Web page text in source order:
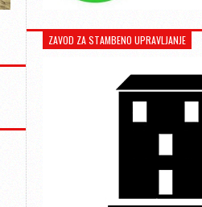
ZAVOD ZA STAMBENO UPRAVLJANJE